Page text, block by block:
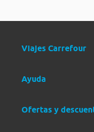
Viajes Carrefour
Ayuda
Ofertas y